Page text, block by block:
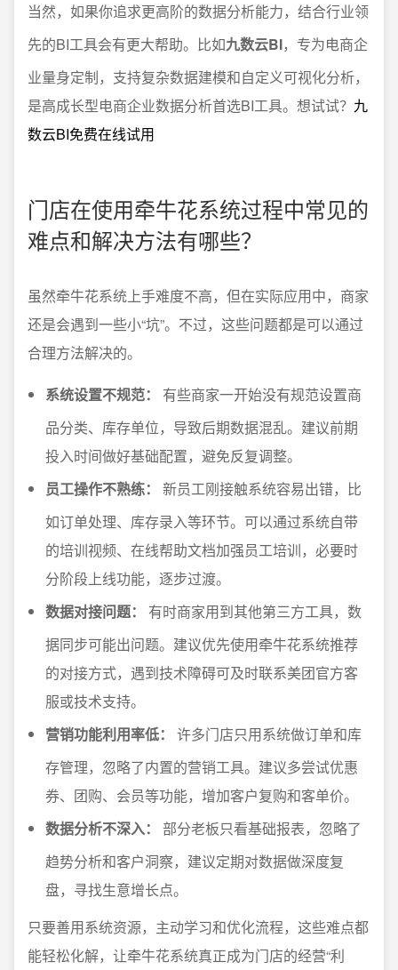
当然，如果你追求更高阶的数据分析能力，结合行业领
先的BI工具会有更大帮助。比如九数云BI，专为电商企
业量身定制，支持复杂数据建模和自定义可视化分析，
是高成长型电商企业数据分析首选BI工具。想试试？ 九
数云BI免费在线试用
门店在使用牵牛花系统过程中常见的
难点和解决方法有哪些？
虽然牵牛花系统上手难度不高，但在实际应用中，商家
还是会遇到一些小“坑”。不过，这些问题都是可以通过
合理方法解决的。
系统设置不规范：
有些商家一开始没有规范设置商
品分类、库存单位，导致后期数据混乱。建议前期
投入时间做好基础配置，避免反复调整。
员工操作不熟练：
新员工刚接触系统容易出错，比
如订单处理、库存录入等环节。可以通过系统自带
的培训视频、在线帮助文档加强员工培训，必要时
分阶段上线功能，逐步过渡。
数据对接问题：
有时商家用到其他第三方工具，数
据同步可能出问题。建议优先使用牵牛花系统推荐
的对接方式，遇到技术障碍可及时联系美团官方客
服或技术支持。
营销功能利用率低：
许多门店只用系统做订单和库
存管理，忽略了内置的营销工具。建议多尝试优惠
券、团购、会员等功能，增加客户复购和客单价。
数据分析不深入：
部分老板只看基础报表，忽略了
趋势分析和客户洞察，建议定期对数据做深度复
盘，寻找生意增长点。
只要善用系统资源，主动学习和优化流程，这些难点都
能轻松化解，让牵牛花系统真正成为门店的经营“利